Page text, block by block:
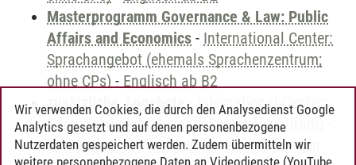
Masterprogramm Governance & Law: Public
Affairs and Economics - International Center:
Sprachangebot (ehemals Sprachenzentrum;
ohne CPs) - Englisch ab B2
zusätzliche Angebote- International Center:
Sprachangebot (ehemals Sprachenzentrum)
Sprachangebot und Sonderveranstaltungen
Wir verwenden Cookies, die durch den Analysedienst Google
Analytics gesetzt und auf denen personenbezogene
Nutzerdaten gespeichert werden. Zudem übermitteln wir
weitere personenbezogene Daten an Videodienste (YouTube,